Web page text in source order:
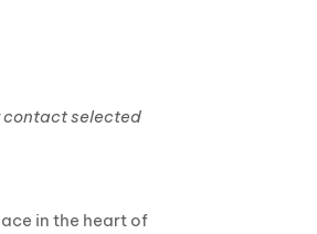
contact selected
in the heart of